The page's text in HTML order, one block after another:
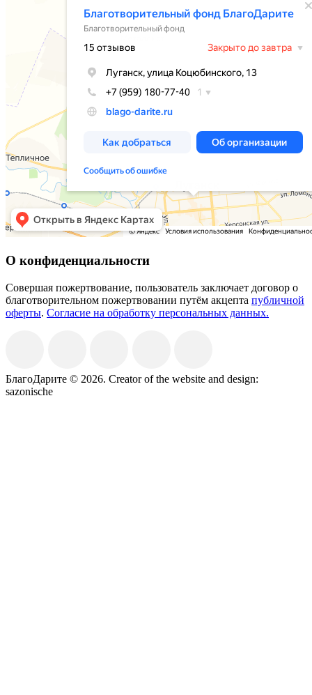
О конфиденциальности
Совершая пожертвование, пользователь заключает договор о
благотворительном пожертвовании путём акцепта публичной
оферты. Согласие на обработку персональных данных.
БлагоДарите © 2026. Creator of the website and design:
sazonische